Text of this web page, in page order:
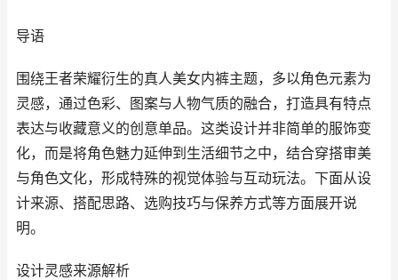
导语
围绕王者荣耀衍生的真人美女内裤主题，多以角色元素为
灵感，通过色彩、图案与人物气质的融合，打造具有特点
表达与收藏意义的创意单品。这类设计并非简单的服饰变
化，而是将角色魅力延伸到生活细节之中，结合穿搭审美
与角色文化，形成特殊的视觉体验与互动玩法。下面从设
计来源、搭配思路、选购技巧与保养方式等方面展开说
明。
设计灵感来源解析